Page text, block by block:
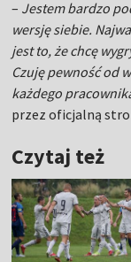
– Jestem bardzo
wersję siebie.
jest to, że chcę
Czuję pewność od
każdego
przez oficjalną
Czytaj też